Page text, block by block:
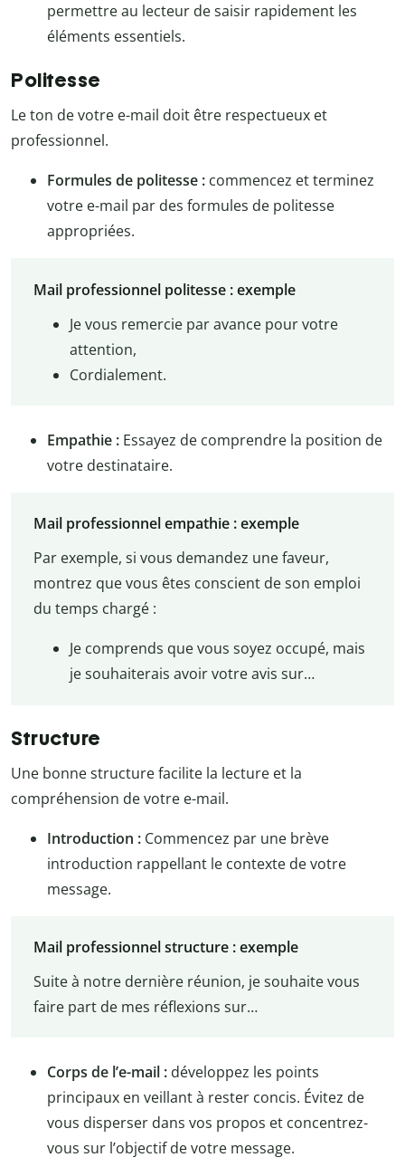
permettre au lecteur de saisir rapidement les
éléments essentiels.
Politesse
Le ton de votre e-mail doit être respectueux et
professionnel.
Formules de politesse : commencez et terminez
votre e-mail par des formules de politesse
appropriées.
Mail professionnel politesse : exemple
Je vous remercie par avance pour votre
attention,
Cordialement.
Empathie : Essayez de comprendre la position de
votre destinataire.
Mail professionnel empathie : exemple
Par exemple, si vous demandez une faveur,
montrez que vous êtes conscient de son emploi
du temps chargé :
Je comprends que vous soyez occupé, mais
je souhaiterais avoir votre avis sur…
Structure
Une bonne structure facilite la lecture et la
compréhension de votre e-mail.
Introduction : Commencez par une brève
introduction rappellant le contexte de votre
message.
Mail professionnel structure : exemple
Suite à notre dernière réunion, je souhaite vous
faire part de mes réflexions sur…
Corps de l’e-mail : développez les points
principaux en veillant à rester concis. Évitez de
vous disperser dans vos propos et concentrez-
vous sur l’objectif de votre message.